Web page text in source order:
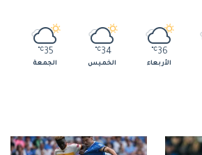
36
℃
الأربعاء
34
℃
الخميس
35
℃
الجمعة